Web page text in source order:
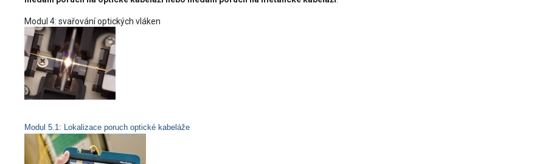
Modul 4: svařování optických vláken
Modul 5.1: Lokalizace poruch optické kabeláže